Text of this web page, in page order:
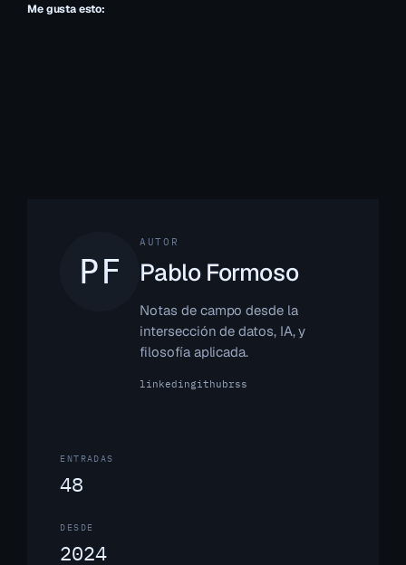
Me gusta esto:
AUTOR
Pablo Formoso
Notas de campo desde la
intersección de datos, IA, y
filosofía aplicada.
linkedingithubrss
ENTRADAS
48
DESDE
2024